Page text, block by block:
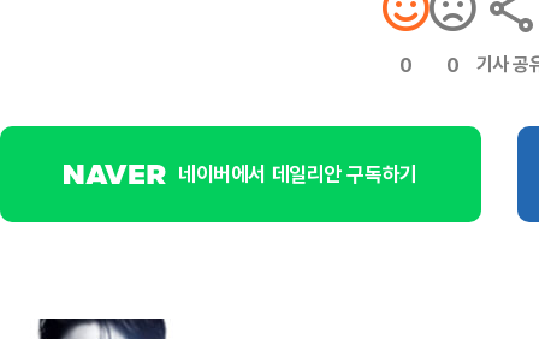
0 0 기사 공
네이버에서 데일리안 구독하기